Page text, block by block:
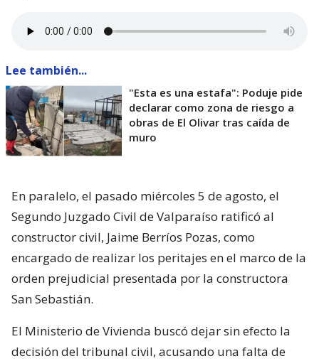
Lee también...
"Esta es una estafa": Poduje pide
declarar como zona de riesgo a
obras de El Olivar tras caída de
muro
En paralelo, el pasado miércoles 5 de agosto, el
Segundo Juzgado Civil de Valparaíso ratificó al
constructor civil, Jaime Berríos Pozas, como
encargado de realizar los peritajes en el marco de la
orden prejudicial presentada por la constructora
San Sebastián.
El Ministerio de Vivienda buscó dejar sin efecto la
decisión del tribunal civil, acusando una falta de